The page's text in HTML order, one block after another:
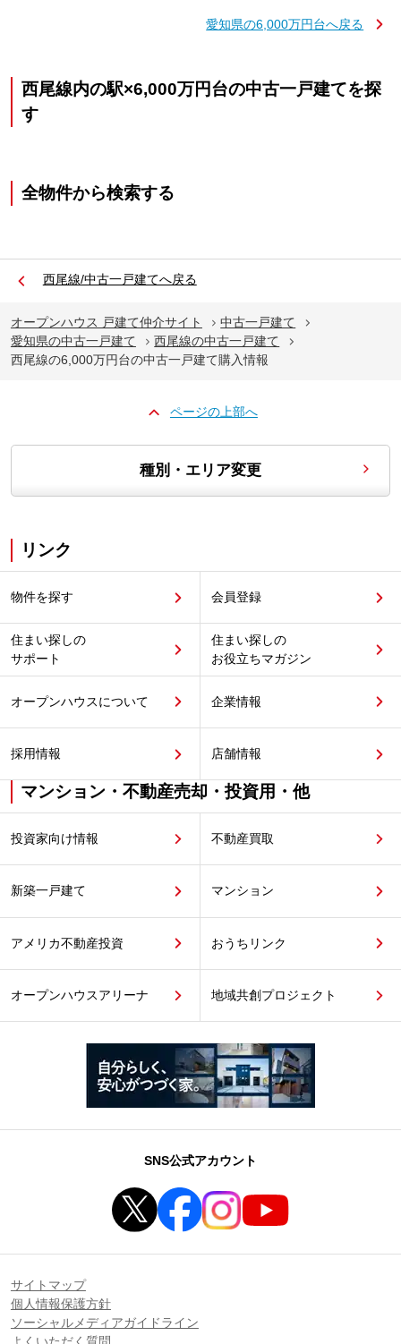
愛知県の6,000万円台へ戻る
西尾線内の駅×6,000万円台の中古一戸建てを探
す
全物件から検索する
西尾線/中古一戸建てへ戻る
オープンハウス 戸建て仲介サイト
中古一戸建て
愛知県の中古一戸建て
西尾線の中古一戸建て
西尾線の6,000万円台の中古一戸建て購入情報
ページの上部へ
種別・エリア変更
リンク
物件を探す 会員登録
住まい探しの
サポート
住まい探しの
お役立ちマガジン
オープンハウスについて 企業情報
採用情報 店舗情報
マンション・不動産売却・投資用・他
投資家向け情報 不動産買取
新築一戸建て マンション
アメリカ不動産投資 おうちリンク
オープンハウスアリーナ 地域共創プロジェクト
SNS公式アカウント
サイトマップ
個人情報保護方針
ソーシャルメディアガイドライン